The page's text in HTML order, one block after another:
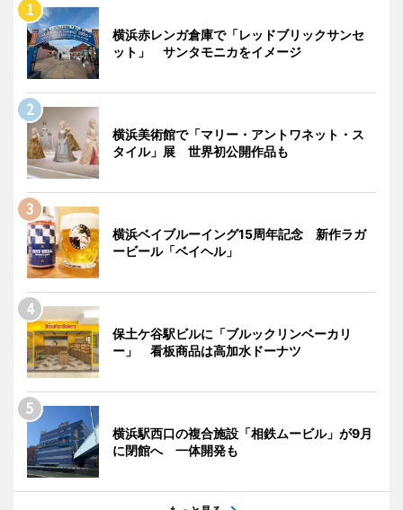
横浜赤レンガ倉庫で「レッドブリックサンセ
ット」 サンタモニカをイメージ
横浜美術館で「マリー・アントワネット・ス
タイル」展 世界初公開作品も
横浜ベイブルーイング15周年記念 新作ラガ
ービール「ベイヘル」
保土ケ谷駅ビルに「ブルックリンベーカリ
ー」 看板商品は高加水ドーナツ
横浜駅西口の複合施設「相鉄ムービル」が9月
に閉館へ 一体開発も